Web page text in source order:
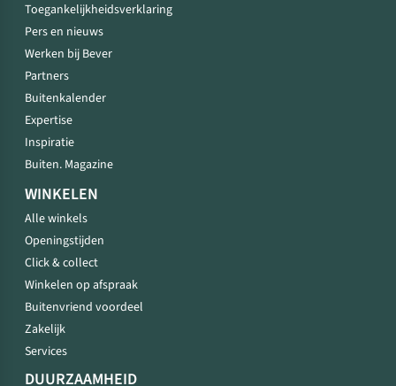
Toegankelijkheidsverklaring
Pers en nieuws
Werken bij Bever
Partners
Buitenkalender
Expertise
Inspiratie
Buiten. Magazine
WINKELEN
Alle winkels
Openingstijden
Click & collect
Winkelen op afspraak
Buitenvriend voordeel
Zakelijk
Services
DUURZAAMHEID